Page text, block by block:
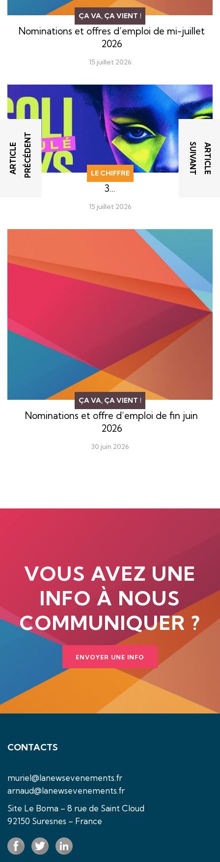
A
R
T
I
C
L
E
P
R
É
C
É
D
E
N T A
R
T
I
C
L
E
S
U
I
V
A
N
T
ÇA VA, ÇA VIENT !
Nominations et offres d’emploi de mi-juillet
2026
15 juillet 2026
LE CHIFFRE
3…
15 juillet 2026
ÇA VA, ÇA VIENT !
Nominations et offre d’emploi de fin juin
2026
30 juin 2026
VOUS AVEZ UNE
INFO À NOUS
COMMUNIQUER ?
ENVOYER UNE INFO
CONTACTS
muriel@lanewsevenements.fr
arnaud@lanewsevenements.fr
Site Le Boma – 8 rue de Saint Cloud
92150 Suresnes – France